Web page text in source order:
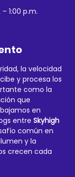
1:00 p.m.
la velocidad
y procesa los
como la
que
en
entre Skyhigh
común en
y la
crecen cada